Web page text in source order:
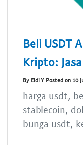
Beli USDT
Kripto:
By Eldi Y Posted on 10
harga usdt,
stablecoin,
bunga usdt,